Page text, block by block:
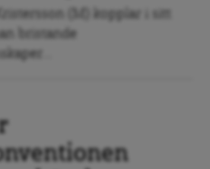
(M) kopplar i sitt
bristande